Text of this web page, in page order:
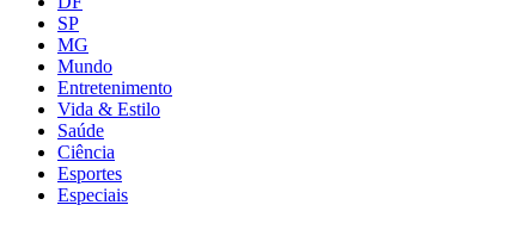
SP
MG
Mundo
Entretenimento
Vida & Estilo
Saúde
Ciência
Esportes
Especiais